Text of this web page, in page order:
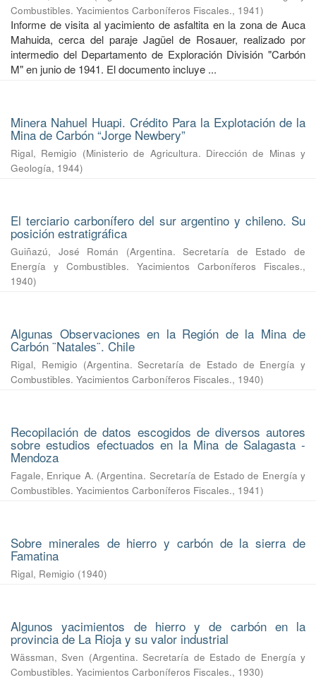
Combustibles. Yacimientos Carboníferos Fiscales., 1941)
Informe de visita al yacimiento de asfaltita en la zona de Auca
Mahuida, cerca del paraje Jagüel de Rosauer, realizado por
intermedio del Departamento de Exploración División "Carbón
M" en junio de 1941. El documento incluye ...
Minera Nahuel Huapi. Crédito Para la Explotación de la
Mina de Carbón “Jorge Newbery”
Rigal, Remigio (Ministerio de Agricultura. Dirección de Minas y
Geología, 1944)
El terciario carbonífero del sur argentino y chileno. Su
posición estratigráfica
Guiñazú, José Román (Argentina. Secretaría de Estado de
Energía y Combustibles. Yacimientos Carboníferos Fiscales.,
1940)
Algunas Observaciones en la Región de la Mina de
Carbón ¨Natales¨. Chile
Rigal, Remigio (Argentina. Secretaría de Estado de Energía y
Combustibles. Yacimientos Carboníferos Fiscales., 1940)
Recopilación de datos escogidos de diversos autores
sobre estudios efectuados en la Mina de Salagasta -
Mendoza
Fagale, Enrique A. (Argentina. Secretaría de Estado de Energía y
Combustibles. Yacimientos Carboníferos Fiscales., 1941)
Sobre minerales de hierro y carbón de la sierra de
Famatina
Rigal, Remigio (1940)
Algunos yacimientos de hierro y de carbón en la
provincia de La Rioja y su valor industrial
Wässman, Sven (Argentina. Secretaría de Estado de Energía y
Combustibles. Yacimientos Carboníferos Fiscales., 1930)